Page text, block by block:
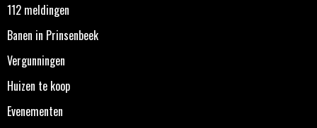
112 meldingen
Banen in Prinsenbeek
Vergunningen
Huizen te koop
Evenementen